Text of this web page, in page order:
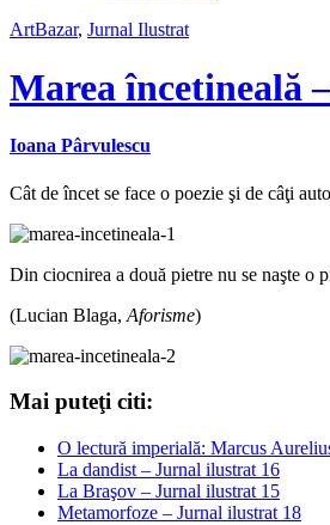
ArtBazar, Jurnal Ilustrat
Marea încetineală
Ioana Pârvulescu
Cât de încet se face o poezie şi de câţi
Din ciocnirea a două pietre nu se naşte o
(Lucian Blaga, Aforisme)
Mai puteţi citi:
O lectură imperială: Marcus
La dandist – Jurnal ilustrat 16
La Braşov – Jurnal ilustrat 15
Metamorfoze – Jurnal ilustrat 18